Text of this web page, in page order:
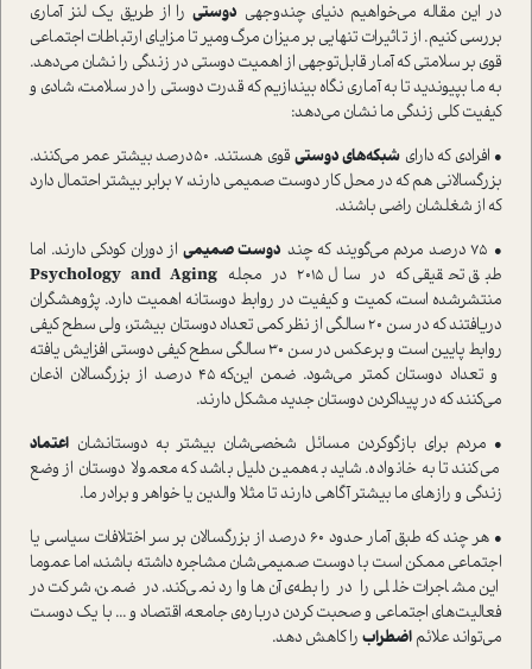
در این مقاله می‌خواهیم دنیای چندوجهی دوستی را از طریق یک لنز آماری
بررسی کنیم. از تاثیرات تنهایی بر میزان مرگ‌و‌میر تا مزایای ارتباطات اجتماعی
قوی بر سلامتی که آمار قابل‌توجهی از اهمیت دوستی در زندگی را نشان می‌دهد.
به ما بپیوندید تا به آماری نگاه بیندازیم که قدرت دوستی را در سلامت، شادی و
کیفیت کلی زندگی ما نشان می‌دهد:
• افرادی که دارایشبکه‌های دوستی
قوی هستند‌. 50‌درصد بیشتر عمر می‌کنند.
بزرگسالانی هم که در محل کار دوست صمیمی دارند‌، 7 برابر بیشتر احتمال دارد
که از شغلشان راضی باشند.
• ۷۵ درصد مردم می‌گویند که چند
دوست صمیمی از دوران کودکی دارند. اما
طبق تحقیقی که در سال ۲۰۱۵ در مجله
Psychology and Aging
منتشرشده ا‌ست، کمیت و کیفیت در روابط دوستانه اهمیت دارد. پژوهشگران
دریافتند که در سن ۲۰ سالگی از نظر کمی تعداد دوستان بیشتر، ولی سطح کیفی
روابط پایین ا‌ست و برعکس در سن ۳۰ سالگی سطح کیفی دوستی افزایش یافته
و تعداد دوستان کمتر می‌شود. ضمن این‌که ۴۵ درصد از بزرگسالان اذعان
می‌کنند که در پیدا‌کردن دوستان جدید مشکل دارند.
• مردم برای بازگو‌کردن مسائل شخصی‌شان بیشتر به دوستانشان اعتماد
می‌کنند تا به خانواده. شاید به‌همین دلیل باشد که معمولا دوستان از وضع
زندگی و رازهای ما بیشتر آگاهی دارند تا مثلا والدین یا خواهر و برادر ما.
• هر چند که طبق آمار حدود 60 درصد از بزرگسالان بر سر اختلافات سیاسی یا
اجتماعی ممکن ا‌ست با دوست صمیمی‌شان مشاجره داشته باشند، اما عموما
این مشاجرات خللی را در رابطه‌ی آن‌ها وارد نمی‌کند. در ضمن‌، شرکت در
فعالیت‌های اجتماعی و صحبت کردن درباره‌ی جامعه، اقتصاد و ... با یک دوست
می‌تواند علائم اضطراب را کاهش دهد.